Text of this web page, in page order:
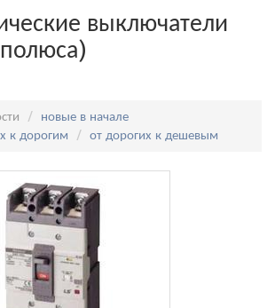
выключатели
новые в начале
к дорогим
от дорогих к дешевым